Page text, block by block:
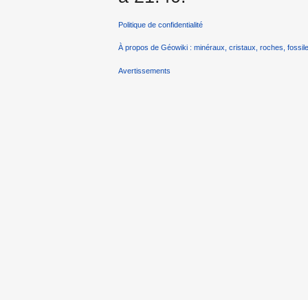
Politique de confidentialité
À propos de Géowiki : minéraux, cristaux, roches,
Avertissements